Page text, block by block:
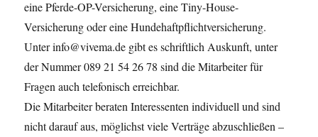
eine Pferde-OP-Versicherung, eine Tiny-House-
Versicherung oder eine Hundehaftpflichtversicherung.
Unter info@vivema.de gibt es schriftlich Auskunft, unter
der Nummer 089 21 54 26 78 sind die Mitarbeiter für
Fragen auch telefonisch erreichbar.
Die Mitarbeiter beraten Interessenten individuell und sind
nicht darauf aus, möglichst viele Verträge abzuschließen –